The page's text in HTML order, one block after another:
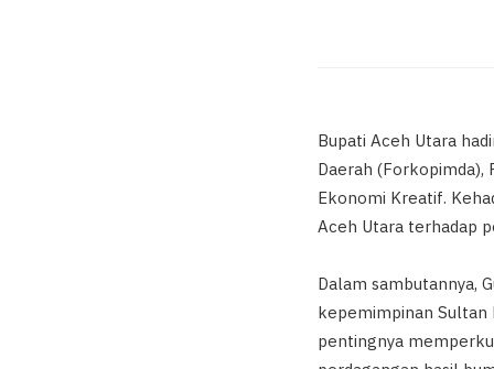
Bupati Aceh Utara
Daerah
Ekonomi Kreatif.
Aceh Utara terhadap
Dalam sambutannya,
kepemimpinan Sultan
pentingnya